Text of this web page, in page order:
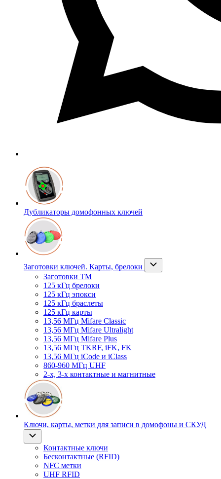
Дубликаторы домофонных ключей
Заготовки ключей. Карты, брелоки
Заготовки ТМ
125 кГц брелоки
125 кГц эпокси
125 кГц браслеты
125 кГц карты
13,56 МГц Mifare Classic
13,56 МГц Mifare Ultralight
13,56 МГц Mifare Plus
13,56 МГц TKRF, iFK, FK
13,56 МГц iCode и iClass
860-960 МГц UHF
2-х, 3-х контактные и магнитные
Ключи, карты, метки для записи в домофоны и СКУД
Контактные ключи
Бесконтактные (RFID)
NFC метки
UHF RFID